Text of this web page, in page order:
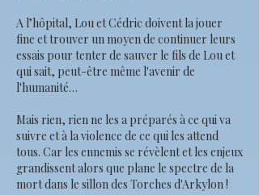
A l’hôpital, Lou et Cédric doivent la jouer
fine et trouver un moyen de continuer leurs
essais pour tenter de sauver le fils de Lou et
qui sait, peut-être même l'avenir de
l'humanité…
Mais rien, rien ne les a préparés à ce qui va
suivre et à la violence de ce qui les attend
tous. Car les ennemis se révèlent et les enjeux
grandissent alors que plane le spectre de la
mort dans le sillon des Torches d'Arkylon !